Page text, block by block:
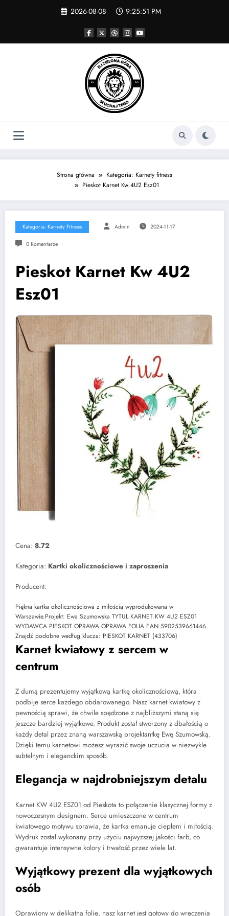
2026-08-08 9:25:51 PM
Strona główna
Kategoria: Karnety fitness
Pieskot Karnet Kw 4U2 Esz01
Kategoria: Karnety Fitness Admin 2024-11-17
0 Komentarze
Pieskot Karnet Kw 4U2
Esz01
Cena: 8.72
Kategoria: Kartki okolicznościowe i zaproszenia
Producent:
Piękna kartka okolicznościowa z miłością wyprodukowana w
Warszawie.Projekt: Ewa Szumowska TYTUŁ KARNET KW 4U2 ESZ01
WYDAWCA PIESKOT OPRAWA OPRAWA FOLIA EAN 5902539661446
Znajdź podobne według klucza: PIESKOT KARNET (433706)
Karnet kwiatowy z sercem w
centrum
Z dumą prezentujemy wyjątkową kartkę okolicznościową, która
podbije serce każdego obdarowanego. Nasz karnet kwiatowy z
pewnością sprawi, że chwile spędzone z najbliższymi staną się
jeszcze bardziej wyjątkowe. Produkt został stworzony z dbałością o
każdy detal przez znaną warszawską projektantkę Ewę Szumowską.
Dzięki temu karnetowi możesz wyrazić swoje uczucia w niezwykle
subtelnym i eleganckim sposób.
Elegancja w najdrobniejszym detalu
Karnet KW 4U2 ESZ01 od Pieskota to połączenie klasycznej formy z
nowoczesnym designem. Serce umieszczone w centrum
kwiatowego motywu sprawia, że kartka emanuje ciepłem i miłością.
Wydruk został wykonany przy użyciu najwyższej jakości farb, co
gwarantuje intensywne kolory i trwałość przez wiele lat.
Wyjątkowy prezent dla wyjątkowych
osób
Oprawiony w delikatną folię, nasz karnet jest gotowy do wręczenia